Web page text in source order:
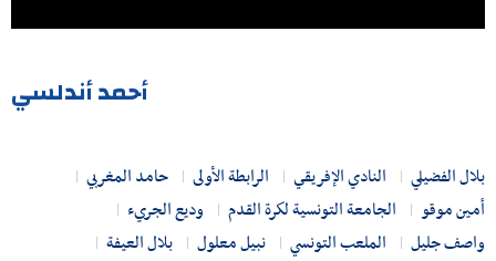
أحمد أندلسي
بلال الفضيلي النادي الإفريقي الرابطة الأولى
حامد المغربي
أمين موقو
الجامعة التونسية لكرة القدم
وديع الجريء
واصف جليل
الملعب التونسي نبيل معلول
بلال العيفة